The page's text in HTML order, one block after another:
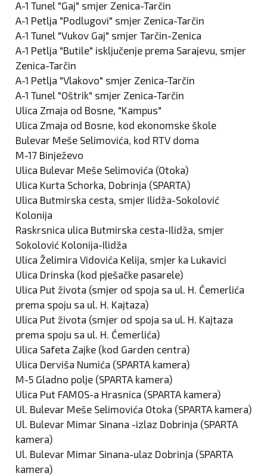
A-1 Tunel "Gaj" smjer Zenica-Tarčin
A-1 Petlja "Podlugovi" smjer Zenica-Tarčin
A-1 Tunel "Vukov Gaj" smjer Tarčin-Zenica
A-1 Petlja "Butile" isključenje prema Sarajevu, smjer
Zenica-Tarčin
A-1 Petlja "Vlakovo" smjer Zenica-Tarčin
A-1 Tunel "Oštrik" smjer Zenica-Tarčin
Ulica Zmaja od Bosne, "Kampus"
Ulica Zmaja od Bosne, kod ekonomske škole
Bulevar Meše Selimovića, kod RTV doma
M-17 Binježevo
Ulica Bulevar Meše Selimovića (Otoka)
Ulica Kurta Schorka, Dobrinja (SPARTA)
Ulica Butmirska cesta, smjer Ilidža-Sokolović
Kolonija
Raskrsnica ulica Butmirska cesta-Ilidža, smjer
Sokolović Kolonija-Ilidža
Ulica Želimira Vidovića Kelija, smjer ka Lukavici
Ulica Drinska (kod pješačke pasarele)
Ulica Put života (smjer od spoja sa ul. H. Ćemerlića
prema spoju sa ul. H. Kajtaza)
Ulica Put života (smjer od spoja sa ul. H. Kajtaza
prema spoju sa ul. H. Ćemerlića)
Ulica Safeta Zajke (kod Garden centra)
Ulica Derviša Numića (SPARTA kamera)
M-5 Gladno polje (SPARTA kamera)
Ulica Put FAMOS-a Hrasnica (SPARTA kamera)
Ul. Bulevar Meše Selimovića Otoka (SPARTA kamera)
Ul. Bulevar Mimar Sinana -izlaz Dobrinja (SPARTA
kamera)
Ul. Bulevar Mimar Sinana-ulaz Dobrinja (SPARTA
kamera)